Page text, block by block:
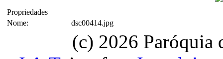
Propriedades
Nome:
dsc00414.jpg
(c) 2026 Paróquia